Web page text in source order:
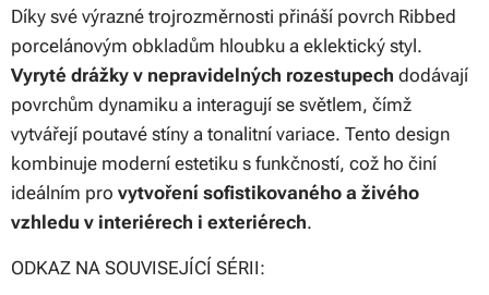
Díky své výrazné trojrozměrnosti přináší povrch Ribbed
porcelánovým obkladům hloubku a eklektický styl.
Vyryté drážky v nepravidelných rozestupech dodávají
povrchům dynamiku a interagují se světlem, čímž
vytvářejí poutavé stíny a tonalitní variace. Tento design
kombinuje moderní estetiku s funkčností, což ho činí
ideálním pro vytvoření sofistikovaného a živého
vzhledu v interiérech i exteriérech.
ODKAZ NA SOUVISEJÍCÍ SÉRII: